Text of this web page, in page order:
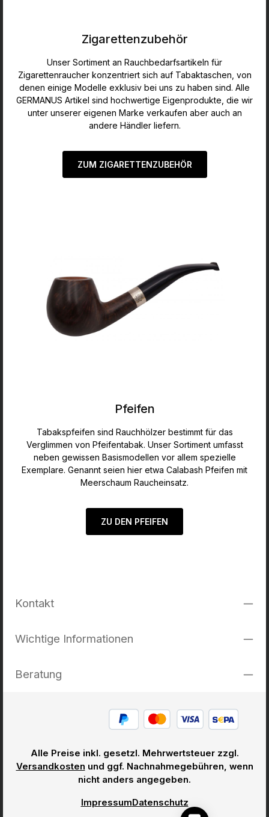
Zigarettenzubehör
Unser Sortiment an Rauchbedarfsartikeln für
Zigarettenraucher konzentriert sich auf Tabaktaschen, von
denen einige Modelle exklusiv bei uns zu haben sind. Alle
GERMANUS Artikel sind hochwertige Eigenprodukte, die wir
unter unserer eigenen Marke verkaufen aber auch an
andere Händler liefern.
ZUM ZIGARETTENZUBEHÖR
Pfeifen
Tabakspfeifen sind Rauchhölzer bestimmt für das
Verglimmen von Pfeifentabak. Unser Sortiment umfasst
neben gewissen Basismodellen vor allem spezielle
Exemplare. Genannt seien hier etwa Calabash Pfeifen mit
Meerschaum Raucheinsatz.
ZU DEN PFEIFEN
Kontakt
Wichtige Informationen
Beratung
Alle Preise inkl. gesetzl. Mehrwertsteuer zzgl.
Versandkosten und ggf. Nachnahmegebühren, wenn
nicht anders angegeben.
ImpressumDatenschutz